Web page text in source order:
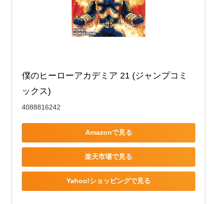
僕のヒーローアカデミア 21 (ジャンプコミ
ックス)
4088816242
Amazonで見る
楽天市場で見る
Yahoo!ショッピングで見る